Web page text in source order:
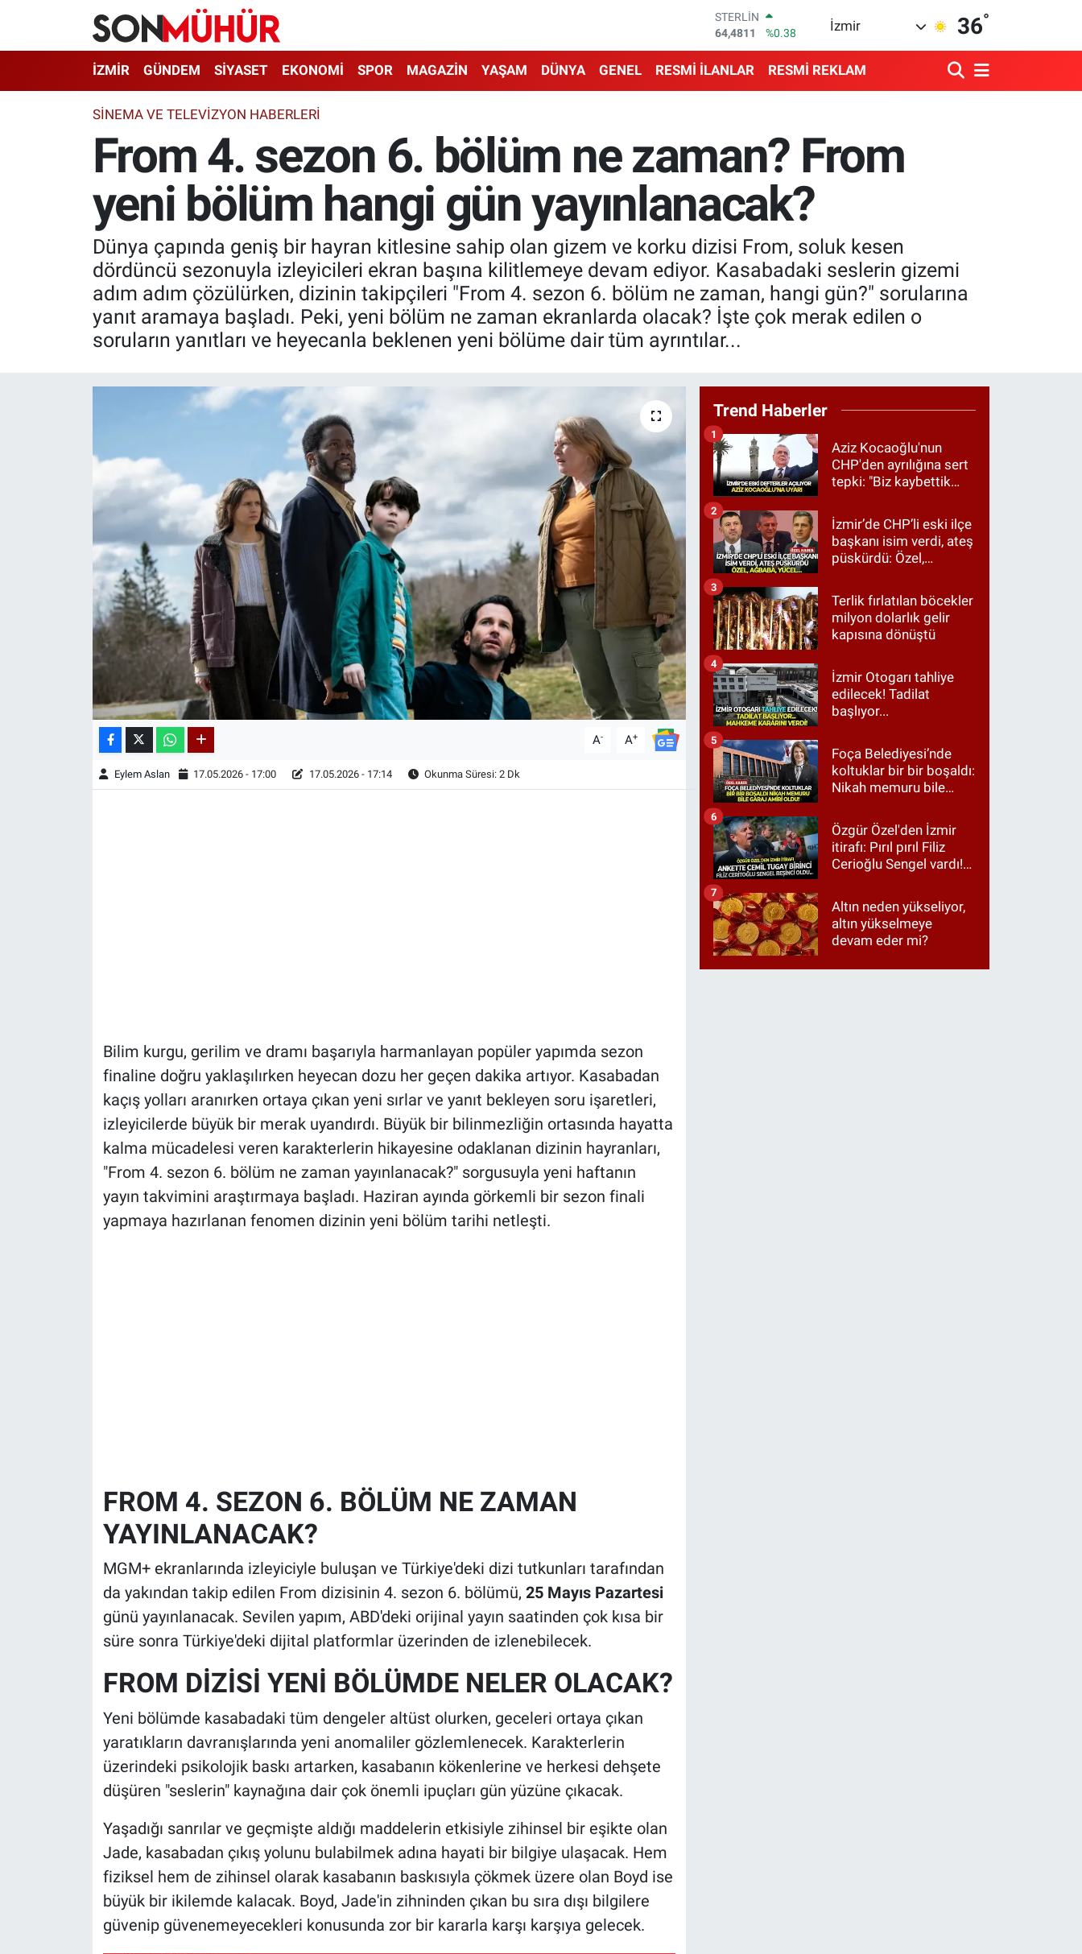
GRAM ALTIN
6660.55
%0.03
BİST100
13.779
%-14
EURO
55,2510
%0.32
İzmir 36°
İZMİR GÜNDEM SİYASET EKONOMİ SPOR MAGAZİN YAŞAM DÜNYA GENEL RESMİ İLANLAR RESMİ REKLAM
SINEMA VE TELEVIZYON HABERLERI
From 4. sezon 6. bölüm ne zaman? From
yeni bölüm hangi gün yayınlanacak?
Dünya çapında geniş bir hayran kitlesine sahip olan gizem ve korku dizisi From, soluk kesen
dördüncü sezonuyla izleyicileri ekran başına kilitlemeye devam ediyor. Kasabadaki seslerin gizemi
adım adım çözülürken, dizinin takipçileri "From 4. sezon 6. bölüm ne zaman, hangi gün?" sorularına
yanıt aramaya başladı. Peki, yeni bölüm ne zaman ekranlarda olacak? İşte çok merak edilen o
soruların yanıtları ve heyecanla beklenen yeni bölüme dair tüm ayrıntılar...
A- A+
Eylem Aslan 17.05.2026 - 17:00 17.05.2026 - 17:14 Okunma Süresi: 2 Dk
Bilim kurgu, gerilim ve dramı başarıyla harmanlayan popüler yapımda sezon
finaline doğru yaklaşılırken heyecan dozu her geçen dakika artıyor. Kasabadan
kaçış yolları aranırken ortaya çıkan yeni sırlar ve yanıt bekleyen soru işaretleri,
izleyicilerde büyük bir merak uyandırdı. Büyük bir bilinmezliğin ortasında hayatta
kalma mücadelesi veren karakterlerin hikayesine odaklanan dizinin hayranları,
"From 4. sezon 6. bölüm ne zaman yayınlanacak?" sorgusuyla yeni haftanın
yayın takvimini araştırmaya başladı. Haziran ayında görkemli bir sezon finali
yapmaya hazırlanan fenomen dizinin yeni bölüm tarihi netleşti.
FROM 4. SEZON 6. BÖLÜM NE ZAMAN
YAYINLANACAK?
MGM+ ekranlarında izleyiciyle buluşan ve Türkiye'deki dizi tutkunları tarafından
da yakından takip edilen From dizisinin 4. sezon 6. bölümü, 25 Mayıs Pazartesi
günü yayınlanacak. Sevilen yapım, ABD'deki orijinal yayın saatinden çok kısa bir
süre sonra Türkiye'deki dijital platformlar üzerinden de izlenebilecek.
FROM DİZİSİ YENİ BÖLÜMDE NELER OLACAK?
Yeni bölümde kasabadaki tüm dengeler altüst olurken, geceleri ortaya çıkan
yaratıkların davranışlarında yeni anomaliler gözlemlenecek. Karakterlerin
üzerindeki psikolojik baskı artarken, kasabanın kökenlerine ve herkesi dehşete
düşüren "seslerin" kaynağına dair çok önemli ipuçları gün yüzüne çıkacak.
Yaşadığı sanrılar ve geçmişte aldığı maddelerin etkisiyle zihinsel bir eşikte olan
Jade, kasabadan çıkış yolunu bulabilmek adına hayati bir bilgiye ulaşacak. Hem
fiziksel hem de zihinsel olarak kasabanın baskısıyla çökmek üzere olan Boyd ise
büyük bir ikilemde kalacak. Boyd, Jade'in zihninden çıkan bu sıra dışı bilgilere
güvenip güvenemeyecekleri konusunda zor bir kararla karşı karşıya gelecek.
Trend Haberler
Aziz Kocaoğlu'nun
CHP'den ayrılığına sert
tepki: "Biz kaybettik
etmedik"
1
İzmir’de CHP’li eski ilçe
başkanı isim verdi, ateş
püskürdü: Özel,
2
Terlik fırlatılan böcekler
milyon dolarlık gelir
kapısına dönüştü
3
İzmir Otogarı tahliye
edilecek! Tadilat
başlıyor...
4
Foça Belediyesi’nde
koltuklar bir bir boşaldı:
Nikah memuru bile
5
Özgür Özel'den İzmir
itirafı: Pırıl pırıl Filiz
Cerioğlu Sengel vardı!
Tugay birinci çıktı
6
Altın neden yükseliyor,
altın yükselmeye
devam eder mi?
7
İzmir Nöbetçi Eczaneler
İzmir Hava Durumu
İzmir Namaz Vakitleri
İzmir Trafik Yoğunluk Haritası
Süper Lig Puan Durumu ve Fikstür
Tüm Manşetler
Son Dakika Haberleri
Haber Arşivi